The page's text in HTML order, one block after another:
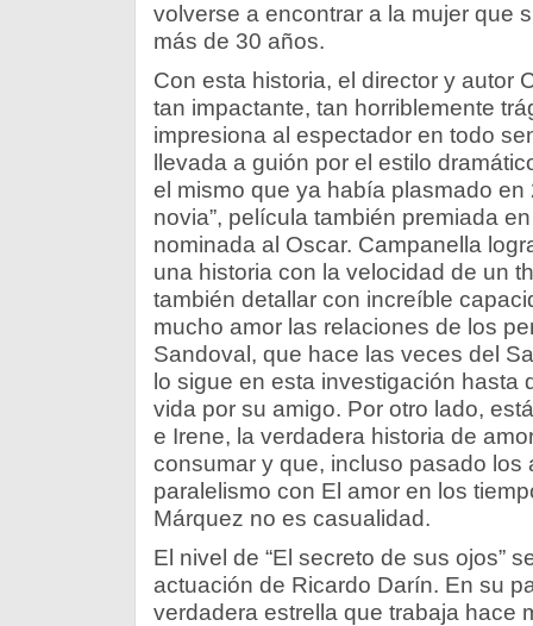
volverse a encontrar a la mujer que
más de 30 años.
Con esta historia, el director y autor
tan impactante, tan horriblemente
impresiona al espectador en todo
llevada a guión por el estilo
el mismo que ya había plasmado en
novia”, película también premiada
nominada al Oscar. Campanella
una historia con la velocidad de un
también detallar con increíble
mucho amor las relaciones de los
Sandoval, que hace las veces del
lo sigue en esta investigación hasta
vida por su amigo. Por otro lado,
e Irene, la verdadera historia de
consumar y que, incluso pasado los
paralelismo con El amor en los
Márquez no es casualidad.
El nivel de “El secreto de sus ojos”
actuación de Ricardo Darín. En su
verdadera estrella que trabaja hace